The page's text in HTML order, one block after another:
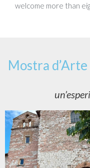
welcome more than
Mostra